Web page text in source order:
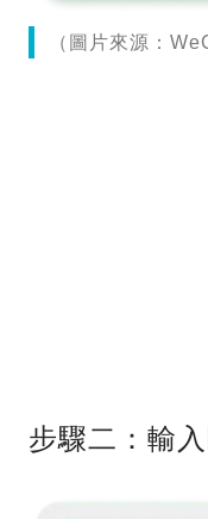
（圖片來源：
步驟二：輸